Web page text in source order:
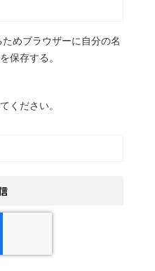
めブラウザーに自分の名
保存する。
ください。